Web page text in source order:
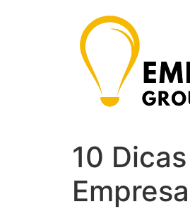
10
Empresa